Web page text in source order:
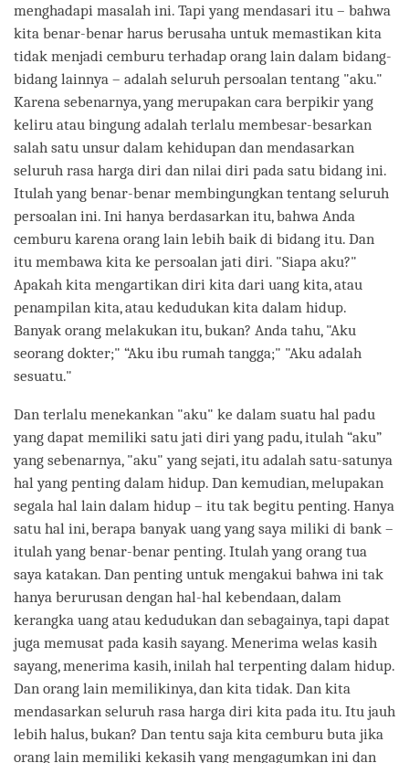
menghadapi masalah ini. Tapi yang mendasari itu – bahwa
kita benar-benar harus berusaha untuk memastikan kita
tidak menjadi cemburu terhadap orang lain dalam bidang-
bidang lainnya – adalah seluruh persoalan tentang "aku."
Karena sebenarnya, yang merupakan cara berpikir yang
keliru atau bingung adalah terlalu membesar-besarkan
salah satu unsur dalam kehidupan dan mendasarkan
seluruh rasa harga diri dan nilai diri pada satu bidang ini.
Itulah yang benar-benar membingungkan tentang seluruh
persoalan ini. Ini hanya berdasarkan itu, bahwa Anda
cemburu karena orang lain lebih baik di bidang itu. Dan
itu membawa kita ke persoalan jati diri. "Siapa aku?"
Apakah kita mengartikan diri kita dari uang kita, atau
penampilan kita, atau kedudukan kita dalam hidup.
Banyak orang melakukan itu, bukan? Anda tahu, "Aku
seorang dokter;" “Aku ibu rumah tangga;" "Aku adalah
sesuatu."
Dan terlalu menekankan "aku" ke dalam suatu hal padu
yang dapat memiliki satu jati diri yang padu, itulah “aku”
yang sebenarnya, "aku" yang sejati, itu adalah satu-satunya
hal yang penting dalam hidup. Dan kemudian, melupakan
segala hal lain dalam hidup – itu tak begitu penting. Hanya
satu hal ini, berapa banyak uang yang saya miliki di bank –
itulah yang benar-benar penting. Itulah yang orang tua
saya katakan. Dan penting untuk mengakui bahwa ini tak
hanya berurusan dengan hal-hal kebendaan, dalam
kerangka uang atau kedudukan dan sebagainya, tapi dapat
juga memusat pada kasih sayang. Menerima welas kasih
sayang, menerima kasih, inilah hal terpenting dalam hidup.
Dan orang lain memilikinya, dan kita tidak. Dan kita
mendasarkan seluruh rasa harga diri kita pada itu. Itu jauh
lebih halus, bukan? Dan tentu saja kita cemburu buta jika
orang lain memiliki kekasih yang mengagumkan ini dan